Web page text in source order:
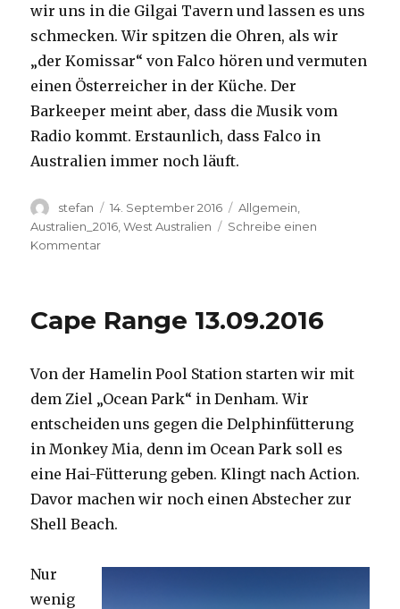
wir uns in die Gilgai Tavern und lassen es uns
schmecken. Wir spitzen die Ohren, als wir
„der Komissar“ von Falco hören und vermuten
einen Österreicher in der Küche. Der
Barkeeper meint aber, dass die Musik vom
Radio kommt. Erstaunlich, dass Falco in
Australien immer noch läuft.
Autor
stefan
Veröffentlicht
am
14. September 2016 Kategorien
Allgemein
Australien_2016 ,West Australien
Schreibe einen
Kommentarzu
Cape Range 13.09.2016
Von der Hamelin Pool Station starten wir mit
dem Ziel „Ocean Park“ in Denham. Wir
entscheiden uns gegen die Delphinfütterung
in Monkey Mia, denn im Ocean Park soll es
eine Hai-Fütterung geben. Klingt nach Action.
Davor machen wir noch einen Abstecher zur
Shell Beach.
Nur
wenig